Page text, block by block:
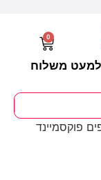
למעט משלוח
0
פוקסמיינד